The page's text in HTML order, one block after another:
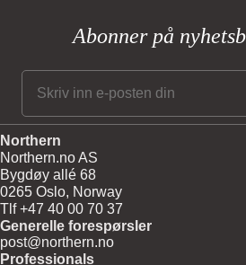
Abonner på
Northern
Northern.no AS
Bygdøy allé 68
0265 Oslo, Norway
Tlf +47 40 00 70 37
Generelle forespørsler
post@northern.no
Professionals